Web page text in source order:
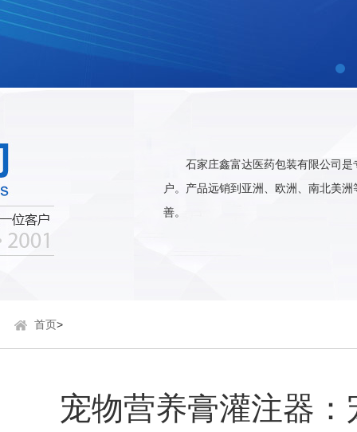
石家庄鑫富达医药包装有限公司
户。产品远销到亚洲、欧洲、南北美
善。
首页>
宠物营养膏灌注器